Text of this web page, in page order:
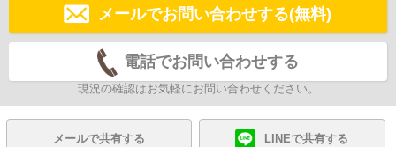
メールでお問い合わせする(無料)
電話でお問い合わせする
現況の確認はお気軽にお問い合わせください。
メールで共有する LINEで共有する